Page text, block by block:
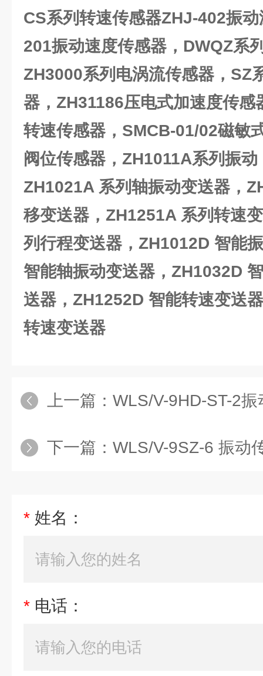
CS系列转速传感器ZHJ-402振
201振动速度传感器，DWQZ系
ZH3000系列电涡流传感器，SZ
器，ZH31186压电式加速度传感
转速传感器，SMCB-01/02磁敏
阀位传感器，ZH1011A系列振
ZH1021A 系列轴振动变送器，
移变送器，ZH1251A 系列转速
列行程变送器，ZH1012D 智能
智能轴振动变送器，ZH1032D
送器，ZH1252D 智能转速变送
转速变送器
上一篇： WLS/V-9HD-ST-2振
下一篇： WLS/V-9SZ-6 振动
* 姓名：
* 电话：